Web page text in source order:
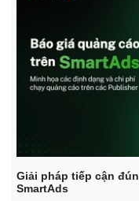
Giải pháp tiếp cận
SmartAds